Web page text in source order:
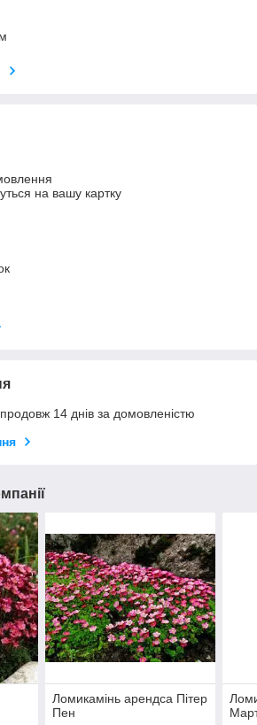
на вашу картку
14 днів за домовленістю
Ломикамінь арендса Пітер
Пен